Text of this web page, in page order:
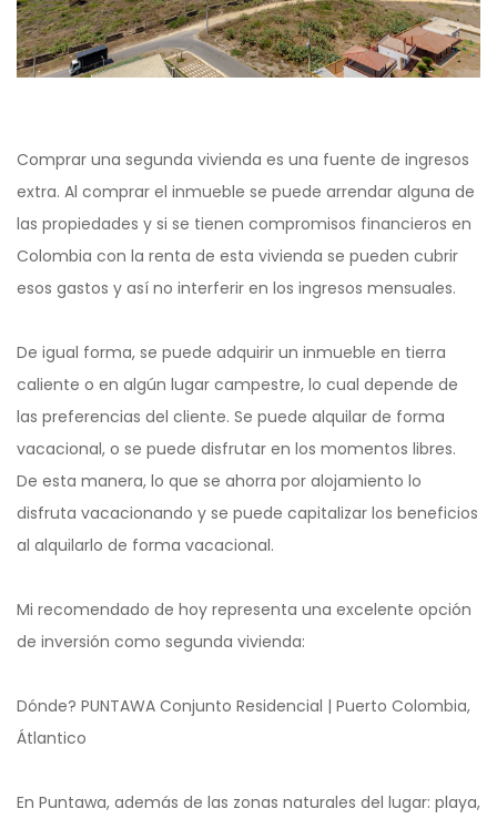
Comprar una segunda vivienda es una fuente de ingresos
extra. Al comprar el inmueble se puede arrendar alguna de
las propiedades y si se tienen compromisos financieros en
Colombia con la renta de esta vivienda se pueden cubrir
esos gastos y así no interferir en los ingresos mensuales.
De igual forma, se puede adquirir un inmueble en tierra
caliente o en algún lugar campestre, lo cual depende de
las preferencias del cliente. Se puede alquilar de forma
vacacional, o se puede disfrutar en los momentos libres.
De esta manera, lo que se ahorra por alojamiento lo
disfruta vacacionando y se puede capitalizar los beneficios
al alquilarlo de forma vacacional.
Mi recomendado de hoy representa una excelente opción
de inversión como segunda vivienda:
Dónde? PUNTAWA Conjunto Residencial | Puerto Colombia,
Átlantico
En Puntawa, además de las zonas naturales del lugar: playa,